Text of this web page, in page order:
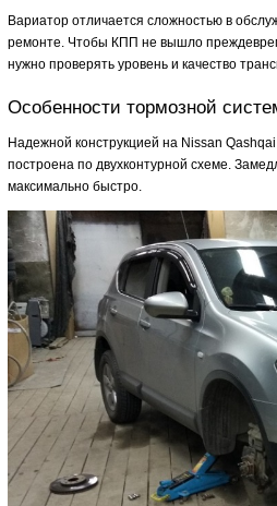
Вариатор отличается сложностью в
ремонте. Чтобы КПП не вышло
нужно проверять уровень и качество
Особенности тормозной
Надежной конструкцией на Nissan
построена по двухконтурной схеме.
максимально быстро.